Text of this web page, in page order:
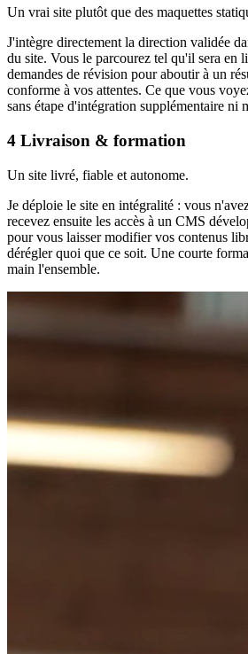
Un vrai site plutôt que des maquettes
J'intègre directement la direction validée
du site. Vous le parcourez tel qu'il sera en
demandes de révision pour aboutir à un
conforme à vos attentes. Ce que vous
sans étape d'intégration supplémentaire ni
4 Livraison & formation
Un site livré, fiable et autonome.
Je déploie le site en intégralité : vous
recevez ensuite les accès à un CMS
pour vous laisser modifier vos contenus
dérégler quoi que ce soit. Une courte
main l'ensemble.